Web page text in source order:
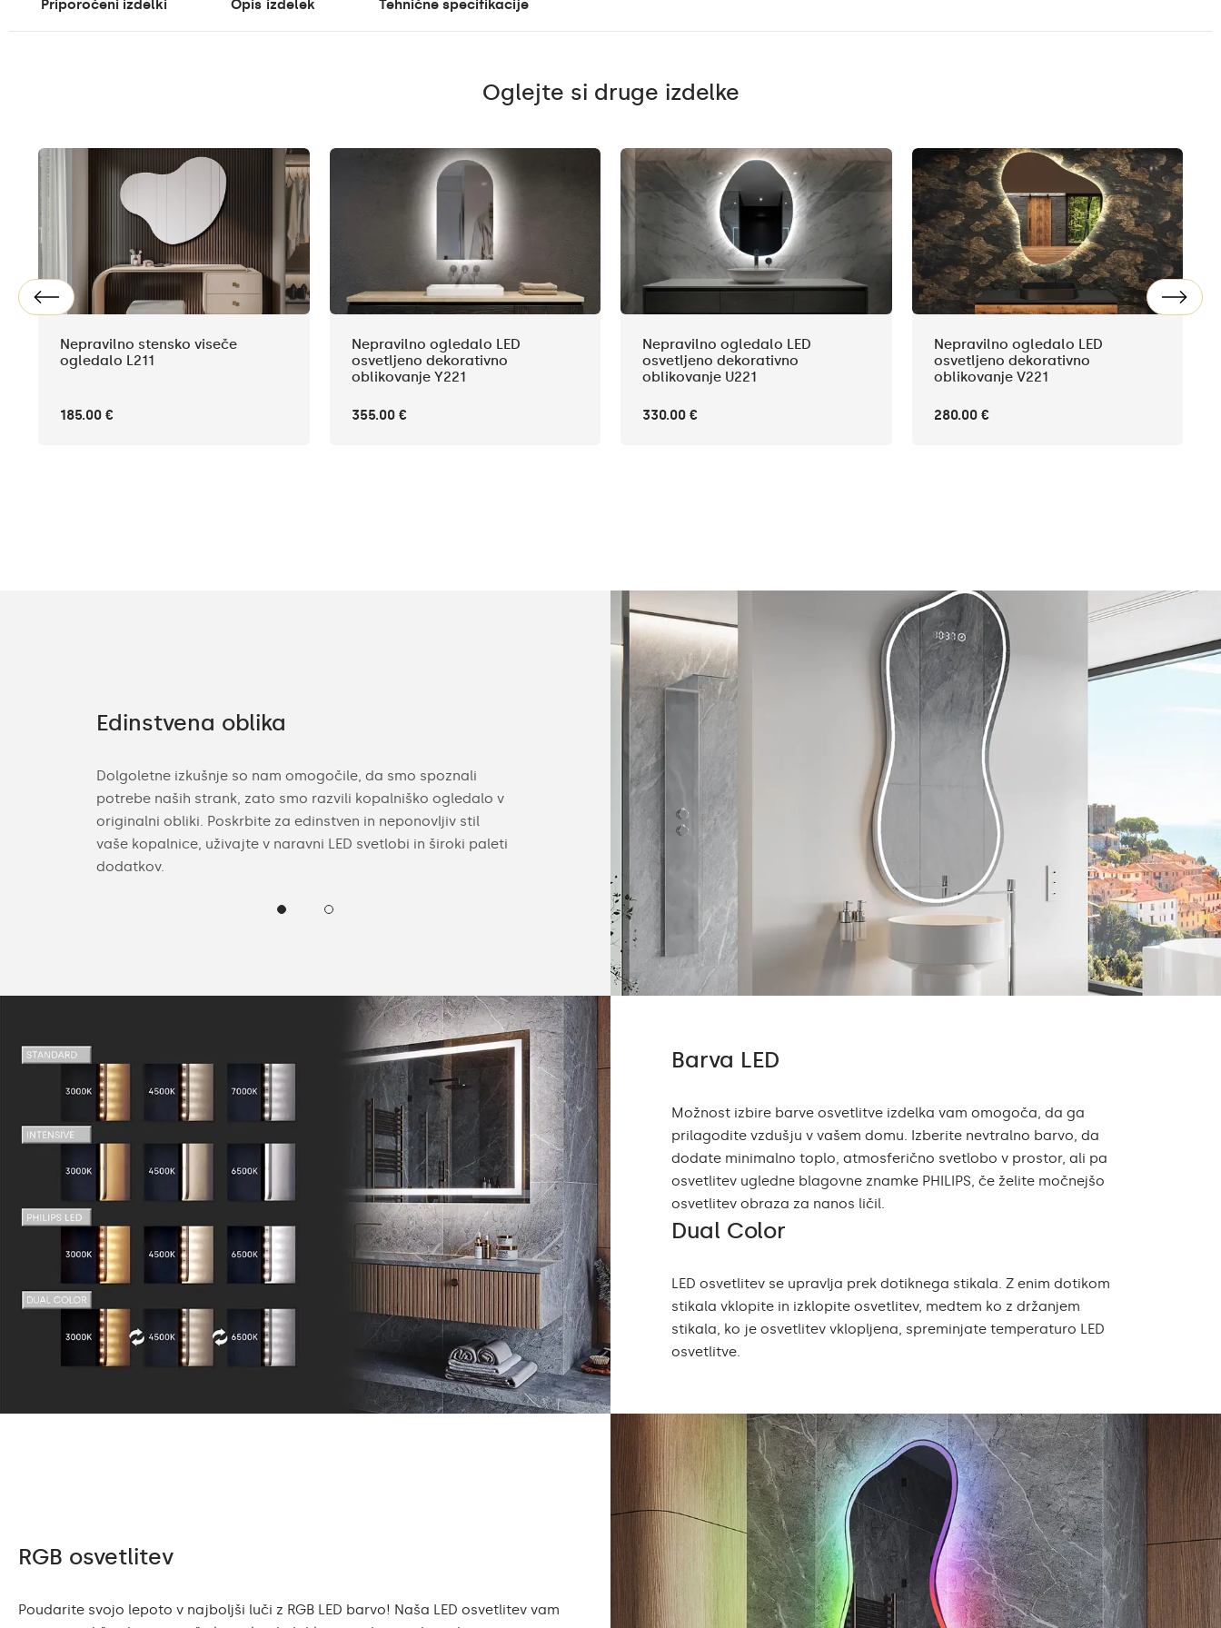
Priporočeni izdelki Opis izdelek Tehnične specifikacije
Oglejte si druge izdelke
Nepravilno stensko viseče
ogledalo L211
185.00 €
Nepravilno ogledalo LED
osvetljeno dekorativno
oblikovanje Y221
355.00 €
Nepravilno ogledalo LED
osvetljeno dekorativno
oblikovanje U221
330.00 €
Nepravilno ogledalo LED
osvetljeno dekorativno
oblikovanje V221
280.00 €
Edinstvena oblika
Dolgoletne izkušnje so nam omogočile, da smo spoznali
potrebe naših strank, zato smo razvili kopalniško ogledalo v
originalni obliki. Poskrbite za edinstven in neponovljiv stil
vaše kopalnice, uživajte v naravni LED svetlobi in široki paleti
dodatkov.
Konfigurativna
Naše ogledalo lahko opremite s praktičnim dodatnim
priborom. Na voljo so uporabni pripomočki, kot so dotikalni
stikala, vgrajeni zvočniki Bluetooth, kozmetična ogledala ali
grelna podloga. Podrobnosti ponudbe si oglejte spodaj.
Edinstvena oblika
Dolgoletne izkušnje so nam omogočile,
potrebe naših strank, zato smo razvili
originalni obliki. Poskrbite za edinstven in
vaše kopalnice, uživajte v naravni LED
dodatkov.
Barva LED
Možnost izbire barve osvetlitve izdelka vam omogoča, da ga
prilagodite vzdušju v vašem domu. Izberite nevtralno barvo, da
dodate minimalno toplo, atmosferično svetlobo v prostor, ali pa
osvetlitev ugledne blagovne znamke PHILIPS, če želite močnejšo
osvetlitev obraza za nanos ličil.
Dual Color
LED osvetlitev se upravlja prek dotiknega stikala. Z enim dotikom
stikala vklopite in izklopite osvetlitev, medtem ko z držanjem
stikala, ko je osvetlitev vklopljena, spreminjate temperaturo LED
osvetlitve.
RGB osvetlitev
Poudarite svojo lepoto v najboljši luči z RGB LED barvo! Naša LED osvetlitev vam